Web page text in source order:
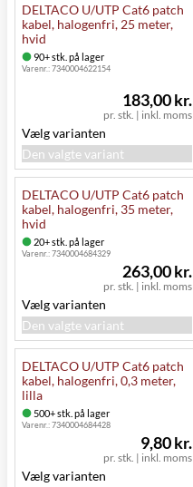
DELTACO U/UTP Cat6 patch
kabel, halogenfri, 25 meter,
hvid
90+ stk. på lager
Varenr.:7340004622154
pr. stk. | inkl. moms
183,00 kr.
Vælg varianten
Den valgte variant
DELTACO U/UTP Cat6 patch
kabel, halogenfri, 35 meter,
hvid
20+ stk. på lager
Varenr.:7340004684329
pr. stk. | inkl. moms
263,00 kr.
Vælg varianten
Den valgte variant
DELTACO U/UTP Cat6 patch
kabel, halogenfri, 0,3 meter,
lilla
500+ stk. på lager
Varenr.:7340004684428
pr. stk. | inkl. moms
9,80 kr.
Vælg varianten